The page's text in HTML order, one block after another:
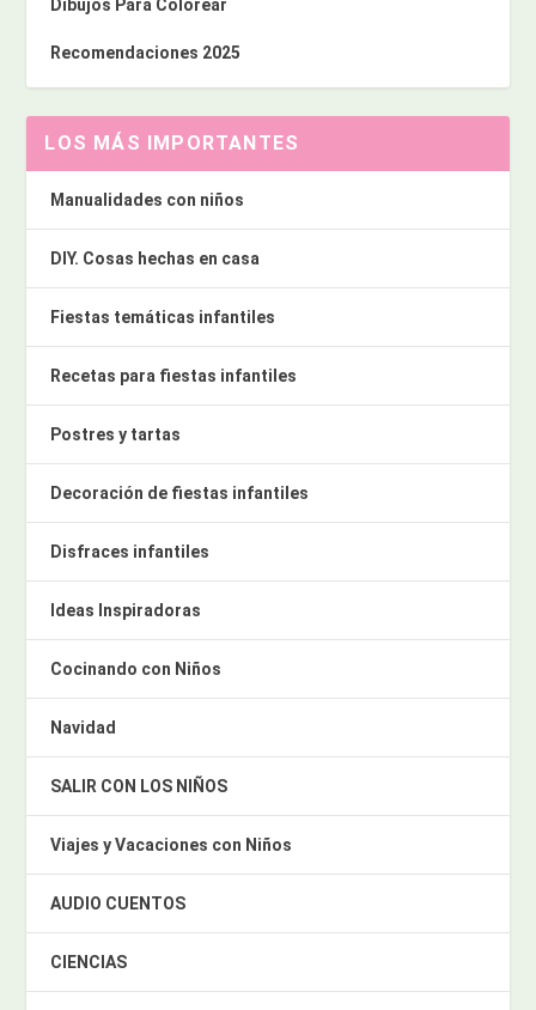
Dibujos Para Colorear
Recomendaciones 2025
LOS MÁS IMPORTANTES
Manualidades con niños
DIY. Cosas hechas en casa
Fiestas temáticas infantiles
Recetas para fiestas infantiles
Postres y tartas
Decoración de fiestas infantiles
Disfraces infantiles
Ideas Inspiradoras
Cocinando con Niños
Navidad
SALIR CON LOS NIÑOS
Viajes y Vacaciones con Niños
AUDIO CUENTOS
CIENCIAS